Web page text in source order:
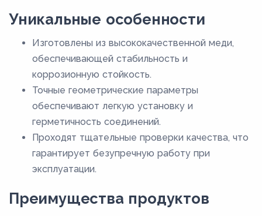
92
Уникальные особенности
Изготовлены из высококачественной меди,
обеспечивающей стабильность и
коррозионную стойкость.
Точные геометрические параметры
обеспечивают легкую установку и
герметичность соединений.
Проходят тщательные проверки качества, что
гарантирует безупречную работу при
эксплуатации.
Преимущества продуктов